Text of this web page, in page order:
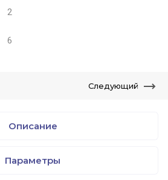
2
6
Следующий
Описание
Параметры